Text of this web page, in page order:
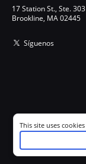
17 Station St., Ste. 303
Brookline, MA 02445
Síguenos
Cookie consent
This site uses
your experience. By
described in our
visiting ourCookie